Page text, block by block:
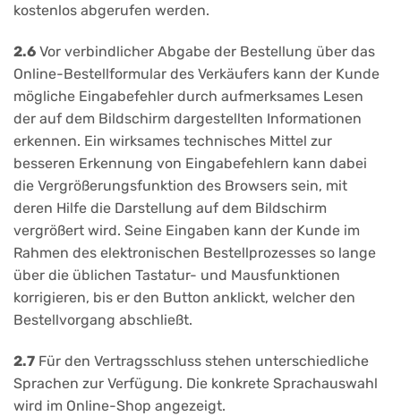
kostenlos abgerufen werden.
2.6 Vor verbindlicher Abgabe der Bestellung über das
Online-Bestellformular des Verkäufers kann der Kunde
mögliche Eingabefehler durch aufmerksames Lesen
der auf dem Bildschirm dargestellten Informationen
erkennen. Ein wirksames technisches Mittel zur
besseren Erkennung von Eingabefehlern kann dabei
die Vergrößerungsfunktion des Browsers sein, mit
deren Hilfe die Darstellung auf dem Bildschirm
vergrößert wird. Seine Eingaben kann der Kunde im
Rahmen des elektronischen Bestellprozesses so lange
über die üblichen Tastatur- und Mausfunktionen
korrigieren, bis er den Button anklickt, welcher den
Bestellvorgang abschließt.
2.7 Für den Vertragsschluss stehen unterschiedliche
Sprachen zur Verfügung. Die konkrete Sprachauswahl
wird im Online-Shop angezeigt.